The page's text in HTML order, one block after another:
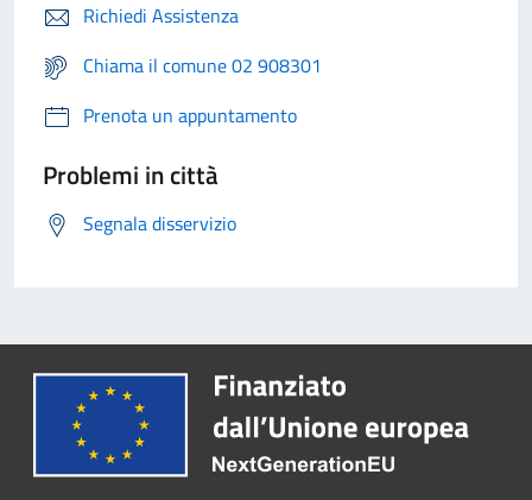
Richiedi Assistenza
Chiama il comune 02 908301
Prenota un appuntamento
Problemi in città
Segnala disservizio